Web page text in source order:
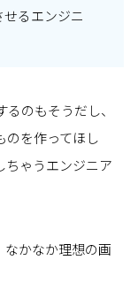
るエンジニ
のもそうだし、
のを作ってほし
ちゃうエンジニア
かなか理想の画